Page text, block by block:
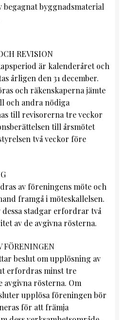
byggnadsmaterial
REVISION
är kalenderåret och
årligen den 31 december.
och räkenskaperna jämte
och andra nödiga
till revisorerna tre veckor
till årsmötet
två veckor före
av föreningens möte och
framgå i möteskallelsen.
stadgar erfordrar två
av de avgivna rösterna.
FÖRENINGEN
beslut om upplösning av
erfordras minst tre
avgivna rösterna. Om
upplösa föreningen bör
för att främja